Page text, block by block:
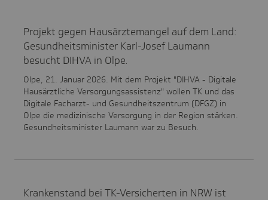
Projekt gegen Hausärztemangel auf dem Land:
Gesundheitsminister Karl-Josef Laumann
besucht DIHVA in Olpe.
Olpe, 21. Januar 2026. Mit dem Projekt "DIHVA - Digitale
Hausärztliche Versorgungsassistenz" wollen TK und das
Digitale Facharzt- und Gesundheitszentrum (DFGZ) in
Olpe die medizinische Versorgung in der Region stärken.
Gesundheitsminister Laumann war zu Besuch.
Krankenstand bei TK-Versicherten in NRW ist